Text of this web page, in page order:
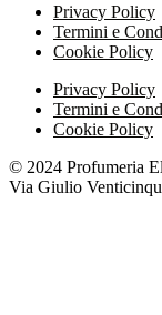
Privacy Policy
Termini e
Cookie Policy
Privacy Policy
Termini e
Cookie Policy
© 2024 Profumeria
Via Giulio